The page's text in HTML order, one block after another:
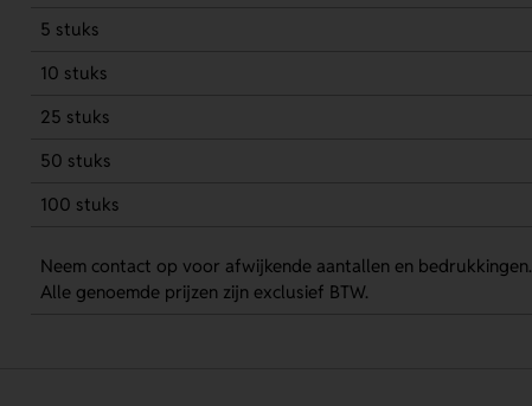
5 stuks
10 stuks
25 stuks
50 stuks
100 stuks
Neem contact op voor afwijkende aantallen en bedrukkingen.
Alle genoemde prijzen zijn exclusief BTW.